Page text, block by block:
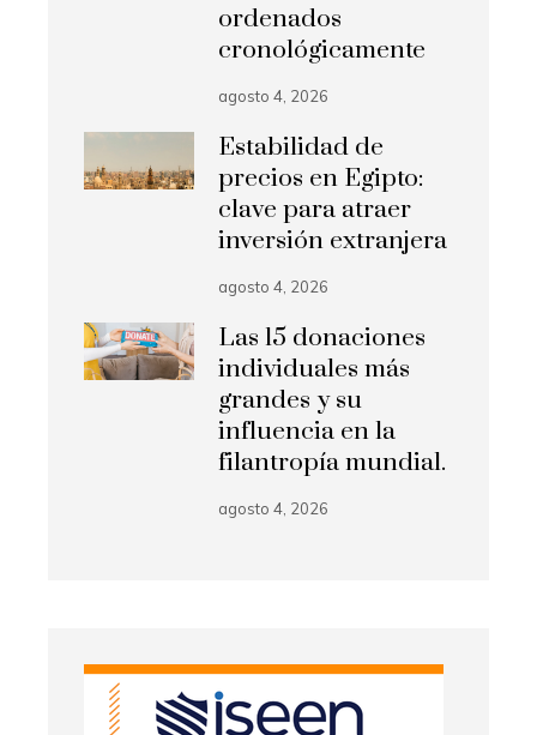
ordenados
cronológicamente
agosto 4, 2026
Estabilidad de
precios en Egipto:
clave para atraer
inversión extranjera
agosto 4, 2026
Las 15 donaciones
individuales más
grandes y su
influencia en la
filantropía mundial.
agosto 4, 2026